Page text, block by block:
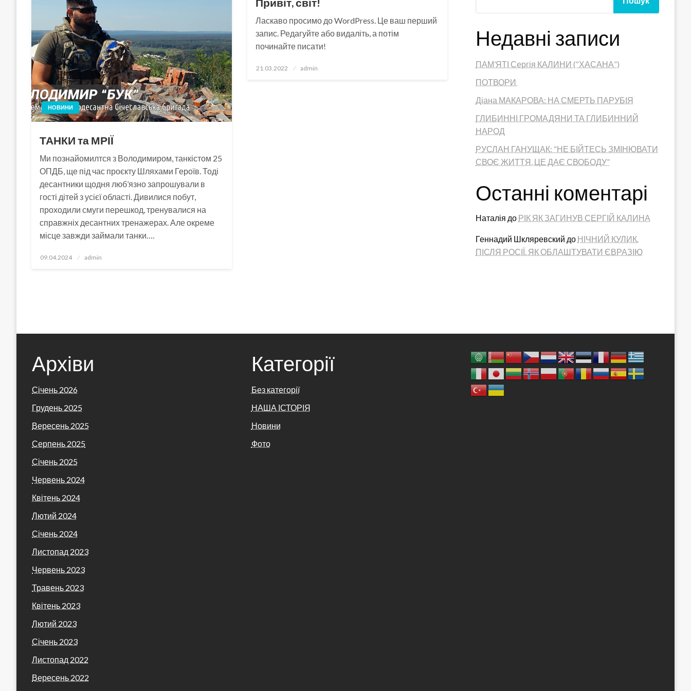
НОВИНИ
ТАНКИ та МРІЇ
Ми познайомилтся з Володимиром, танкістом 25
ОПДБ, ще під час проєкту Шляхами Героїв. Тоді
десантники щодня люб’язно запрошували в
гості дітей з усієї області. Дивилися побут,
проходили смуги перешкод, тренувалися на
справжніх десантних тренажерах. Але окреме
місце завжди займали танки….
Опубліковано
09.04.2024 admin
Ласкаво просимо до WordPress. Це ваш перший
запис. Редагуйте або видаліть, а потім
починайте писати!
Опубліковано
21.03.2022 admin
Недавні записи
ПАМ’ЯТІ Сергія КАЛИНИ (“ХАСАНА”)
ПОТВОРИ
Діана МАКАРОВА: НА СМЕРТЬ ПАРУБІЯ
ГЛИБИННІ ГРОМАДЯНИ ТА ГЛИБИННИЙ
НАРОД
РУСЛАН ГАНУЩАК: “НЕ БІЙТЕСЬ ЗМІНЮВАТИ
СВОЄ ЖИТТЯ, ЦЕ ДАЄ СВОБОДУ”
Останні коментарі
Наталія до РІК ЯК ЗАГИНУВ СЕРГІЙ КАЛИНА
Геннадий Шкляревский до НІЧНИЙ КУЛИК.
ПІСЛЯ РОСІЇ. ЯК ОБЛАШТУВАТИ ЄВРАЗІЮ
Архіви
Січень 2026
Грудень 2025
Вересень 2025
Серпень 2025
Січень 2025
Червень 2024
Квітень 2024
Лютий 2024
Січень 2024
Листопад 2023
Червень 2023
Травень 2023
Квітень 2023
Лютий 2023
Січень 2023
Листопад 2022
Вересень 2022
Категорії
Без категорії
НАША ІСТОРІЯ
Новини
Фото